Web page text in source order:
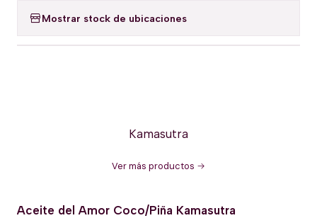
Mostrar stock de ubicaciones
Kamasutra
Ver más productos
Aceite del Amor Coco/Piña Kamasutra